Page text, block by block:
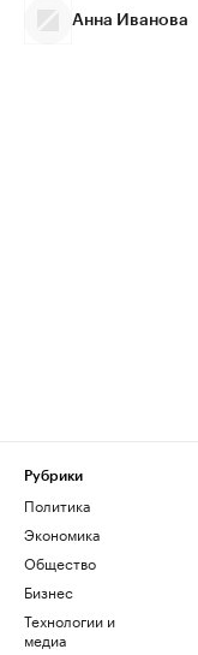
Анна Иванова
Рубрики
Политика
Экономика
Общество
Бизнес
Технологии и
медиа